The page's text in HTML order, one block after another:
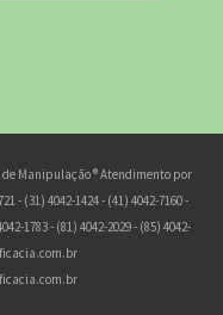
Manipulação ® Atendimento por
- (31) 4042-1424 - (41) 4042-7160 -
1783 - (81) 4042-2029 - (85) 4042-